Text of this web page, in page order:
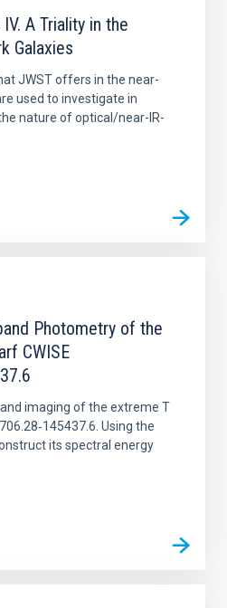
IV. A Triality in the
Galaxies
JWST offers in the near-
used to investigate in
nature of optical/near-IR-
Photometry of the
CWISE
imaging of the extreme T
Using the
its spectral energy